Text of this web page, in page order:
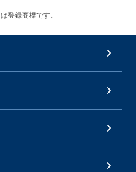
登録商標です。